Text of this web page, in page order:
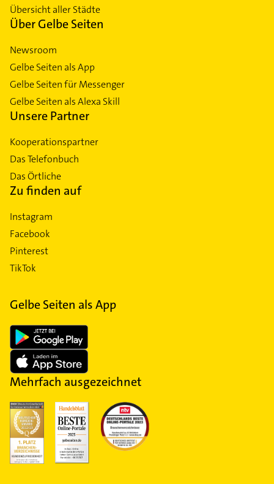
Übersicht aller Städte
Über Gelbe Seiten
Newsroom
Gelbe Seiten als App
Gelbe Seiten für Messenger
Gelbe Seiten als Alexa Skill
Unsere Partner
Kooperationspartner
Das Telefonbuch
Das Örtliche
Zu finden auf
Instagram
Facebook
Pinterest
TikTok
Gelbe Seiten als App
Mehrfach ausgezeichnet